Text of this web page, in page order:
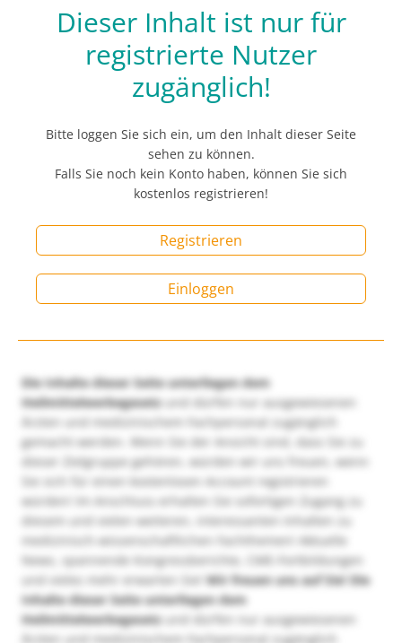
Dieser Inhalt ist nur für
registrierte Nutzer
zugänglich!
Bitte loggen Sie sich ein, um den Inhalt dieser Seite
sehen zu können.
Falls Sie noch kein Konto haben, können Sie sich
kostenlos registrieren!
Registrieren
Einloggen
Die Inhalte dieser Seite unterliegen dem
Heilmittelwerbegesetzund dürfen nur ausgewiesenen
Ärzten und medizinischem Fachpersonal zugänglich
gemacht werden. Wenn Sie der Ansicht sind, dass Sie zu
dieser Zielgruppe gehören, würden wir uns freuen, wenn
Sie sich für einen kostenlosen Account registrieren
würden! Im Anschluss erhalten Sie sofortigen Zugang zu
diesem und vielen weiteren, interessanten Inhalten zu
medizinisch-wissenschaftlichen Fachthemen! Aktuelle
News, spannende Kongressberichte, CME-Fortbildungen
und vieles mehr erwarten Sie!Wir freuen uns auf Sie! Die
Inhalte dieser Seite unterliegen dem
Heilmittelwerbegesetzund dürfen nur ausgewiesenen
Ärzten und medizinischem Fachpersonal zugänglich